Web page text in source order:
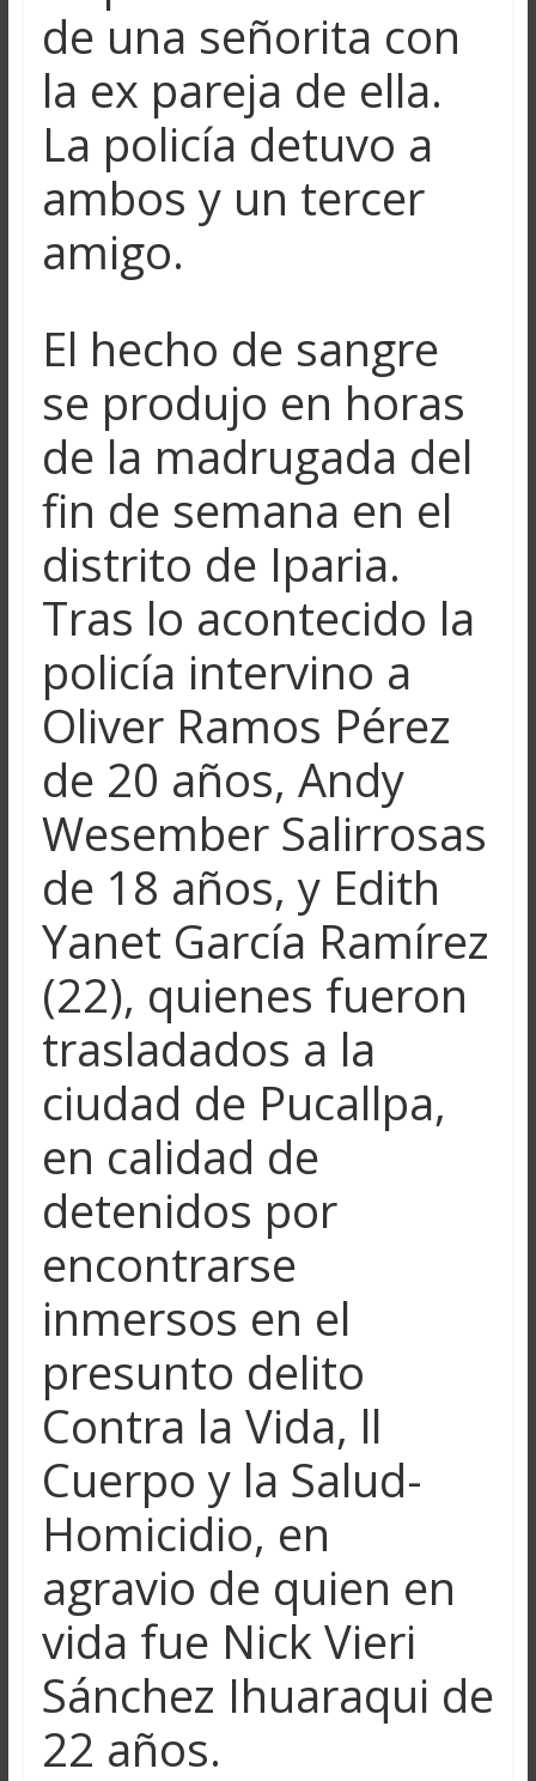
de una señorita con
la ex pareja de ella.
La policía detuvo a
ambos y un tercer
amigo.
El hecho de sangre
se produjo en horas
de la madrugada del
fin de semana en el
distrito de Iparia.
Tras lo acontecido la
policía intervino a
Oliver Ramos Pérez
de 20 años, Andy
Wesember Salirrosas
de 18 años, y Edith
Yanet García Ramírez
(22), quienes fueron
trasladados a la
ciudad de Pucallpa,
en calidad de
detenidos por
encontrarse
inmersos en el
presunto delito
Contra la Vida, ll
Cuerpo y la Salud-
Homicidio, en
agravio de quien en
vida fue Nick Vieri
Sánchez Ihuaraqui de
22 años.